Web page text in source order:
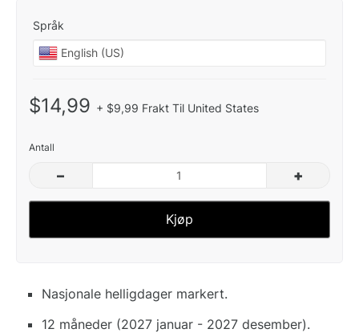
Språk
$14,99 + $9,99 Frakt Til United States
Antall
– +
Kjøp
Nasjonale helligdager markert.
12 måneder (2027 januar - 2027 desember).